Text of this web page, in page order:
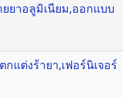
ยยาอลูมิเนียม,ออกแบบ
แต่งร้ายา,เฟอร์นิเจอร์